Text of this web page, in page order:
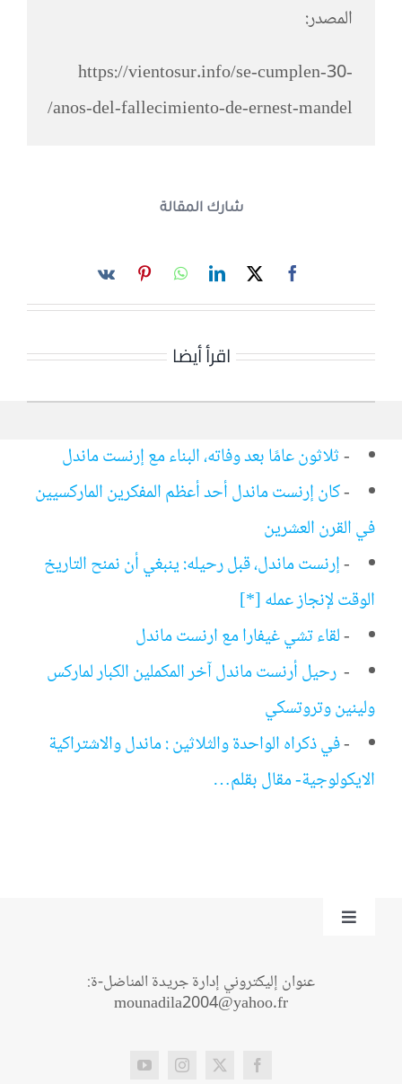
المصدر:
https://vientosur.info/se-cumplen-30-
anos-del-fallecimiento-de-ernest-mandel/
شارك المقالة
اقرأ أيضا
-ثلاثون عامًا بعد وفاته، البناء مع إرنست ماندل
-كان إرنست ماندل أحد أعظم المفكرين الماركسيين
في القرن العشرين
-إرنست ماندل، قبل رحيله: ينبغي أن نمنح التاريخ
الوقت لإنجاز عمله [*]
-لقاء تشي غيفارا مع ارنست ماندل
- رحيل أرنست ماندل آخر المكملين الكبار لماركس
ولينين وتروتسكي
-في ذكراه الواحدة والثلاثين : ماندل والاشتراكية
الايكولوجية- مقال بقلم…
Toggle
عنوان إليكتروني إدارة جريدة المناضل-ة:
mounadila2004@yahoo.fr